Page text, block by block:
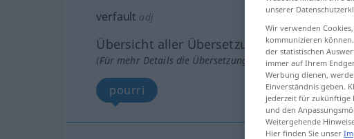
verfault adj
Übersicht aller Übersetzungen
(Für mehr Details die Übersetzung anklicken/antippen)
pourri
unserer
Wir verwenden
kommunizieren
der statistischen
immer auf Ihrem
Werbung dienen,
Einverständnis geben.
jederzeit für zukünftige
und den
Weitergehende
Hier finden Sie unser